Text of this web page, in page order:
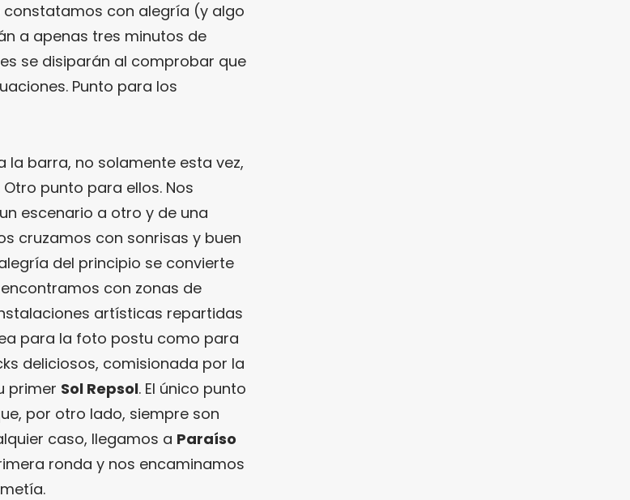
con alegría (y algo
a apenas tres minutos de
se disiparán al comprobar que
Punto para los
la barra, no solamente esta vez,
punto para ellos. Nos
escenario a otro y de una
cruzamos con sonrisas y buen
del principio se convierte
con zonas de
artísticas repartidas
para la foto postu como para
deliciosos, comisionada por la
primer Sol Repsol. El único punto
por otro lado, siempre son
caso, llegamos a Paraíso
ronda y nos encaminamos
ahora que esta web está
puede interesarte que la
aventura continúa en
sinceramente.cc